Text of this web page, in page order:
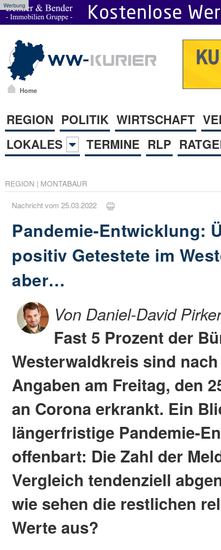
Werbung
Home
REGION POLITIK WIRTSCHAFT
LOKALES
TERMINE RLP
REGION | MONTABAUR
Nachricht vom 25.03.2022
Pandemie-Entwicklung:
positiv Getestete im
aber…
Von Daniel-David
Fast 5 Prozent der
Westerwaldkreis sind
Angaben am Freitag, den
an Corona erkrankt. Ein
längerfristige Pandemie-
offenbart: Die Zahl der
Vergleich tendenziell
wie sehen die restlichen
Werte aus?